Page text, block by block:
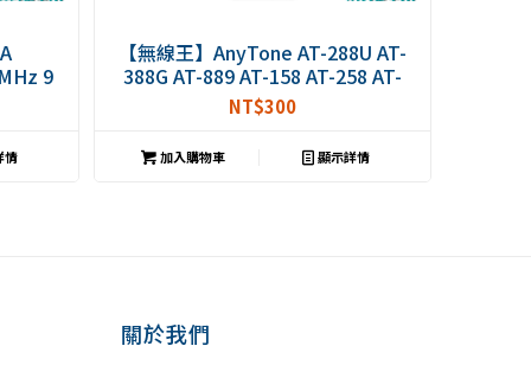
9
情
【無線王】AnyTone AT-288U AT-
388G AT-889 AT-158 AT-258 AT-
10WPLUS AT-588GPLUS AT-
889DPMR 原廠天線
NT$300
加入購物車 顯示詳情
關於我們